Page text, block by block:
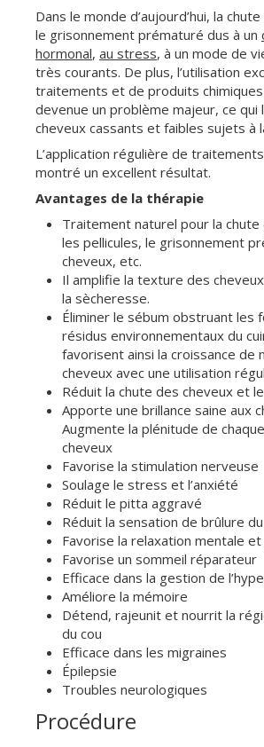
Dans le monde d’aujourd’hui, la
le grisonnement prématuré dus à un
hormonal, au stress, à un mode de
très courants. De plus, l’utilisation
traitements et de produits
devenue un problème majeur, ce qui
cheveux cassants et faibles sujets à
L’application régulière de
montré un excellent résultat.
Avantages de la thérapie
Traitement naturel pour la chute
les pellicules, le grisonnement
cheveux, etc.
Il amplifie la texture des
la sècheresse.
Éliminer le sébum obstruant les
résidus environnementaux du
favorisent ainsi la croissance de
cheveux avec une utilisation
Réduit la chute des cheveux et
Apporte une brillance saine aux
Augmente la plénitude de
cheveux
Favorise la stimulation nerveuse
Soulage le stress et l’anxiété
Réduit le pitta aggravé
Réduit la sensation de brûlure
Favorise la relaxation mentale
Favorise un sommeil réparateur
Efficace dans la gestion de
Améliore la mémoire
Détend, rajeunit et nourrit la
du cou
Efficace dans les migraines
Épilepsie
Troubles neurologiques
Procédure